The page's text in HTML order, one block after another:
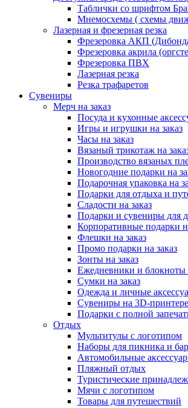
Таблички со шрифтом
Мнемосхемы ( схемы
Лазерная и фрезерная резка
Фрезеровка АКП
Фрезеровка акрила
Фрезеровка ПВХ
Лазерная резка
Резка трафаретов
Сувениры
Мерч на заказ
Посуда и кухонные
Игры и игрушки на заказ
Часы на заказ
Вязаный трикотаж на
Производство вязаных
Новогодние подарки на
Подарочная упаковка на
Подарки для отдыха и
Сладости на заказ
Подарки и сувениры для
Корпоративные подарки
Флешки на заказ
Промо подарки на заказ
Зонты на заказ
Ежедневники и блокноты
Сумки на заказ
Одежда и личные
Сувениры на 3D-
Подарки с полной
Отдых
Мультитулы с логотипом
Наборы для пикника и
Автомобильные
Пляжный отдых
Туристические
Мячи с логотипом
Товары для путешествий